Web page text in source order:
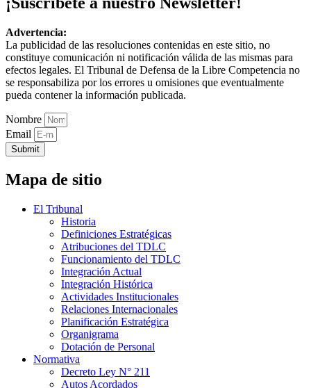
Advertencia:
La publicidad de las resoluciones contenidas en este sitio, no
constituye comunicación ni notificación válida de las mismas para
efectos legales. El Tribunal de Defensa de la Libre Competencia no
se responsabiliza por los errores u omisiones que eventualmente
pueda contener la información publicada.
Nombre
Email
Submit
Mapa de sitio
El Tribunal
Historia
Definiciones Estratégicas
Atribuciones del TDLC
Funcionamiento del TDLC
Integración Actual
Integración Histórica
Actividades Institucionales
Relaciones Internacionales
Planificación Estratégica
Organigrama
Dotación de Personal
Normativa
Decreto Ley N° 211
Autos Acordados